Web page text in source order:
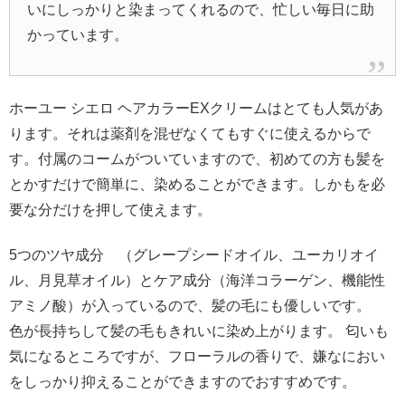
いにしっかりと染まってくれるので、忙しい毎日に助
かっています。
ホーユー シエロ ヘアカラーEXクリームはとても人気があ
ります。それは薬剤を混ぜなくてもすぐに使えるからで
す。付属のコームがついていますので、初めての方も髪を
とかすだけで簡単に、染めることができます。しかもを必
要な分だけを押して使えます。
5つのツヤ成分 （グレープシードオイル、ユーカリオイ
ル、月見草オイル）とケア成分（海洋コラーゲン、機能性
アミノ酸）が入っているので、髪の毛にも優しいです。
色が長持ちして髪の毛もきれいに染め上がります。 匂いも
気になるところですが、フローラルの香りで、嫌なにおい
をしっかり抑えることができますのでおすすめです。